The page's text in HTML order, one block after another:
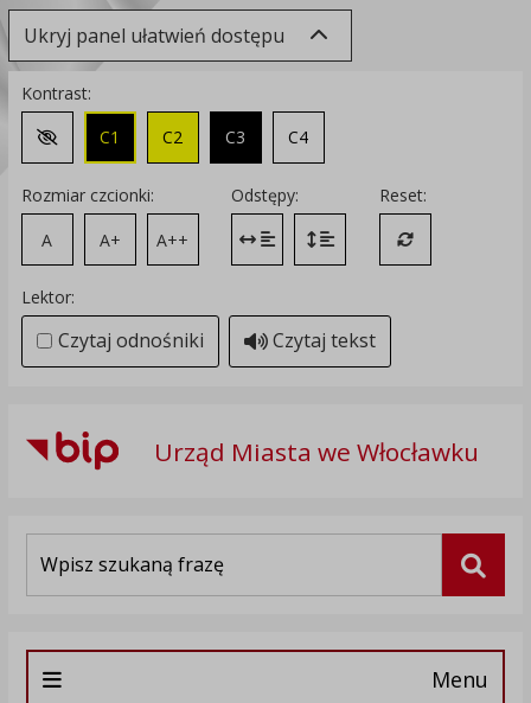
Ukryj panel ułatwień dostępu
Kontrast:
Zmień kontrast na domyślny
C1 C2 C3 C4
Rozmiar czcionki:
A
A+ A++
Odstępy:
Zmień odstęp między literami
Zmień interlinię i margines
Reset:
Przywróć
Lektor:
Czytaj odnośniki Czytaj tekst
Urząd Miasta we Włocławku
Menu